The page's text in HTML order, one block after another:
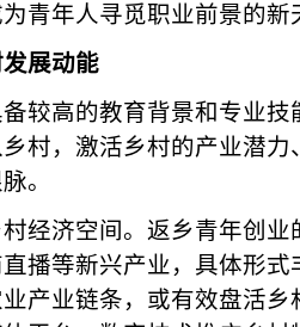
青年人寻觅职业前景的新
展动能
较高的教育背景和专业
村，激活乡村的产业潜
。
经济空间。返乡青年创
播等新兴产业，具体形
产业链条，或有效盘活